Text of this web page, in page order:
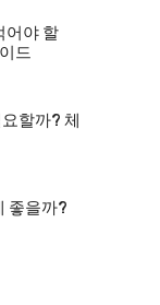
어야 할
드
할까? 체
좋을까?